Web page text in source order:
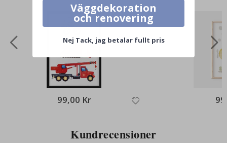
99,00 Kr
Kundrecensioner
Väggdekoration
och renovering
Nej Tack, jag betalar fullt pris